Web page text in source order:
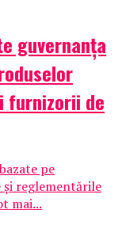
guvernanța
furnizorii de
pe
reglementările
mai...